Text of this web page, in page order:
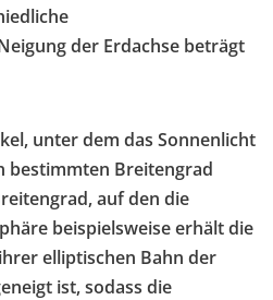
der Erdachse beträgt
unter dem das Sonnenlicht
bestimmten Breitengrad
auf den die
beispielsweise erhält die
elliptischen Bahn der
ist, sodass die